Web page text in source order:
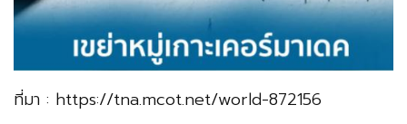
ที่มา : https://tna.mcot.net/world-872156